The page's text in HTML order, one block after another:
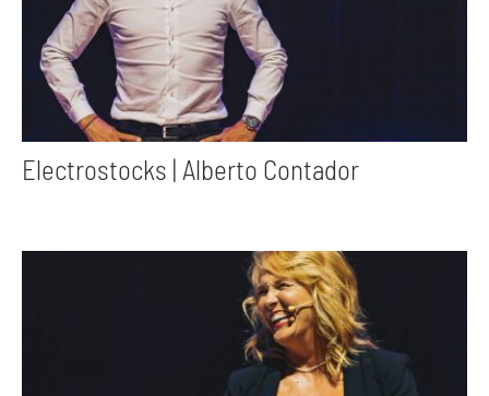
Electrostocks | Alberto Contador